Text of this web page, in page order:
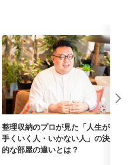
整理収納のプロが見た「人生が上
手くいく人・いかない人」の決定
的な部屋の違いとは？